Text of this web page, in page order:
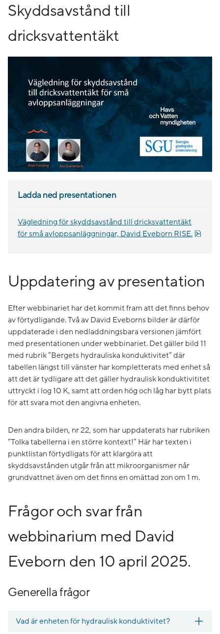
Skyddsavstånd till
dricksvattentäkt
Ladda ned presentationen
Vägledning för skyddsavstånd till dricksvattentäkt
för små avloppsanläggningar, David Eveborn RISE.
Uppdatering av presentation
Efter webbinariet har det kommit fram att det finns behov
av förtydligande. Två av David Eveborns bilder är därför
uppdaterade i den nedladdningsbara versionen jämfört
med presentationen under webbinariet. Det gäller bild 11
med rubrik ”Bergets hydrauliska konduktivitet” där
tabellen längst till vänster har kompletterats med enhet så
att det är tydligare att det gäller hydraulisk konduktivititet
uttryckt i log 10 K, samt att orden hög och låg har bytt plats
för att svara mot den angivna enheten.
Den andra bilden, nr 22, som har uppdaterats har rubriken
”Tolka tabellerna i en större kontext!” Här har texten i
punktlistan förtydligats för att klargöra att
skyddsavstånden utgår från att mikroorganismer når
grundvattnet även om det finns en omättad zon om 1 m.
Frågor och svar från
webbinarium med David
Eveborn den 10 april 2025.
Generella frågor
Vad är enheten för hydraulisk konduktivitet?